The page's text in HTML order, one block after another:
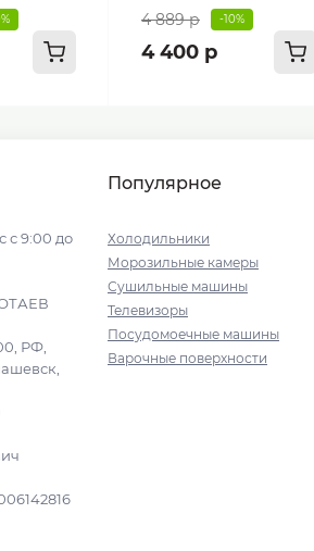
4 889 р -10%
4 400 р
с 9:00 до
РФ,
Популярное
Холодильники
Морозильные камеры
Сушильные машины
Телевизоры
Посудомоечные машины
Варочные поверхности